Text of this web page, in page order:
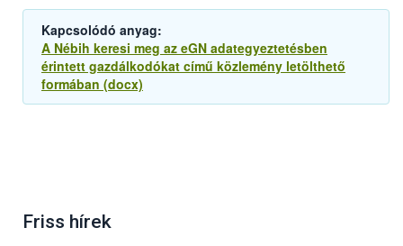
Kapcsolódó anyag:
A Nébih keresi meg az eGN adategyeztetésben
érintett gazdálkodókat című közlemény letölthető
formában (docx)
Friss hírek